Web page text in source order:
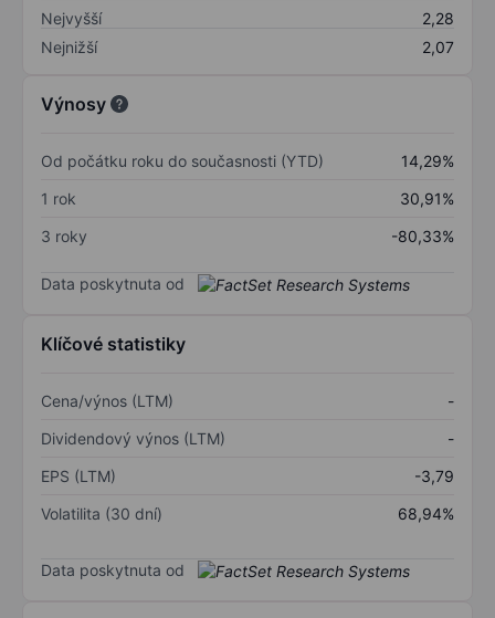
Nejvyšší
2,28
Nejnižší
2,07
Výnosy
Od počátku roku do současnosti (YTD)
14,29%
1 rok
30,91%
3 roky
-80,33%
Data poskytnuta od
Klíčové statistiky
Cena/výnos (LTM)
-
Dividendový výnos (LTM)
-
EPS (LTM)
-3,79
Volatilita (30 dní)
68,94%
Data poskytnuta od